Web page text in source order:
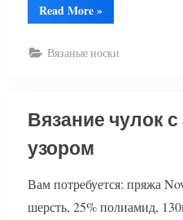
Read More“Вязание
носков
описание”
»
Вязаные носки
Вязание чулок
узором
Вам потребуется: пряжа
шерсть, 25% полиамид,